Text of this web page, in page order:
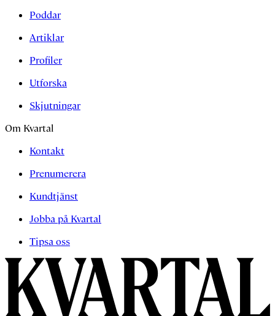
Poddar
Artiklar
Profiler
Utforska
Skjutningar
Om Kvartal
Kontakt
Prenumerera
Kundtjänst
Jobba på Kvartal
Tipsa oss